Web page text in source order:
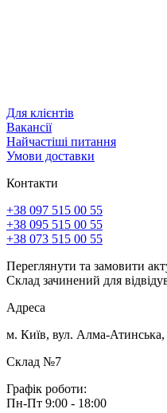
Для клієнтів
Вакансії
Найчастіші питання
Умови доставки
Контакти
+38 097 515 00 55
+38 095 515 00 55
+38 073 515 00 55
Переглянути та замовити
Склад зачинений для
Адреса
м. Київ, вул. Алма-Атинська,
Склад №7
Графік роботи:
Пн-Пт 9:00 - 18:00